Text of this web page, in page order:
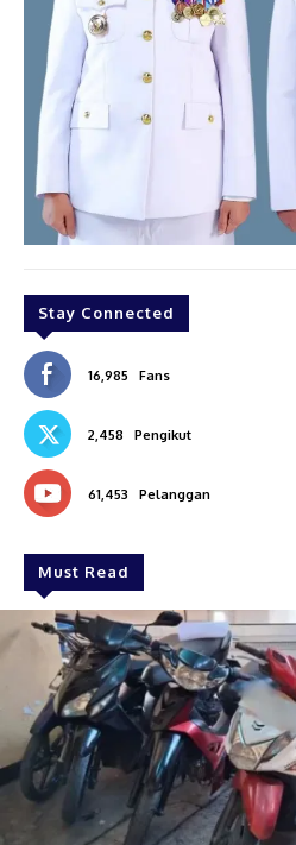
Stay Connected
16,985 Fans
2,458 Pengikut
61,453 Pelanggan
Must Read